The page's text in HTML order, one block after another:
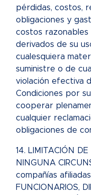
pérdidas, costos,
obligaciones y
costos razonables
derivados de su
cualesquiera
suministre o de
violación efectiva
Condiciones por
cooperar
cualquier
obligaciones de
14. LIMITACIÓN
NINGUNA
compañías
FUNCIONARIOS,